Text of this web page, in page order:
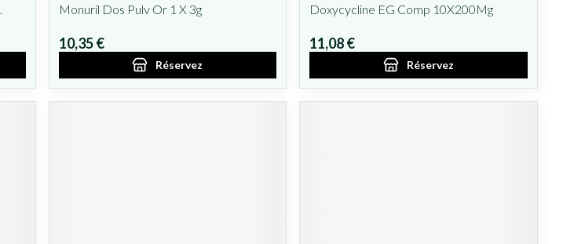
Monuril Dos Pulv Or 1 X 3g
10,35 €
Réservez
Doxycycline EG Comp 10X200Mg
11,08 €
Réservez